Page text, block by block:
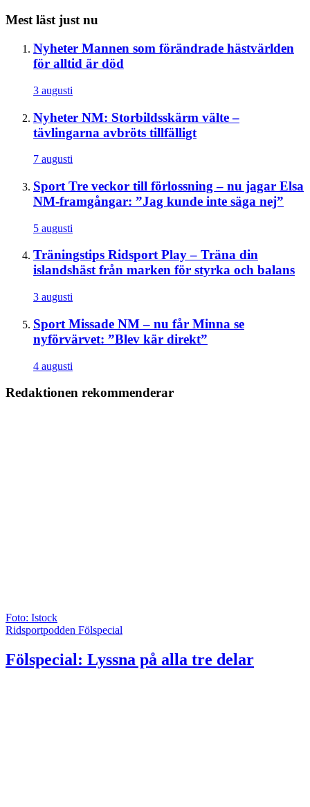
Mest läst just nu
Nyheter Mannen som förändrade hästvärlden
för alltid är död
3 augusti
Nyheter NM: Storbildsskärm välte –
tävlingarna avbröts tillfälligt
7 augusti
Sport Tre veckor till förlossning – nu jagar Elsa
NM-framgångar: ”Jag kunde inte säga nej”
5 augusti
Träningstips Ridsport Play – Träna din
islandshäst från marken för styrka och balans
3 augusti
Sport Missade NM – nu får Minna se
nyförvärvet: ”Blev kär direkt”
4 augusti
Redaktionen rekommenderar
Foto: Istock
Ridsportpodden Fölspecial
Fölspecial: Lyssna på alla tre delar